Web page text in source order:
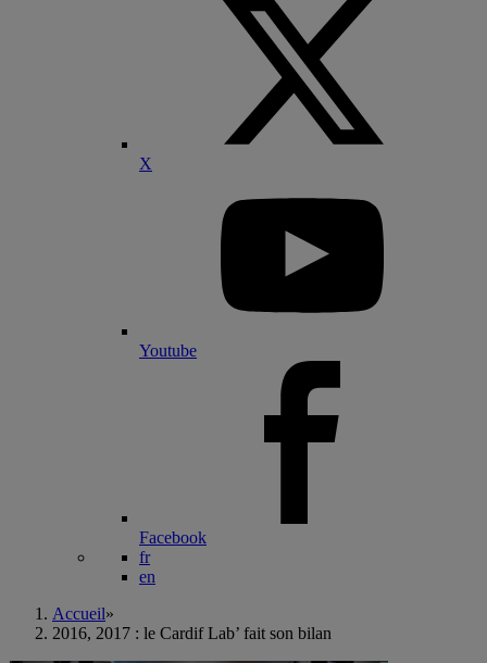
X
Youtube
Facebook
fr
en
Accueil»
2016, 2017 : le Cardif Lab’ fait son bilan